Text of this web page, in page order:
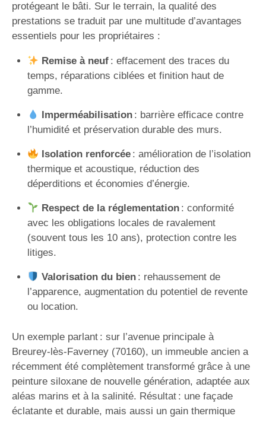
protégeant le bâti. Sur le terrain, la qualité des
prestations se traduit par une multitude d’avantages
essentiels pour les propriétaires :
Remise à neuf: effacement des traces du
temps, réparations ciblées et finition haut de
gamme.
Imperméabilisation: barrière efficace contre
l’humidité et préservation durable des murs.
Isolation renforcée: amélioration de l’isolation
thermique et acoustique, réduction des
déperditions et économies d’énergie.
Respect de la réglementation: conformité
avec les obligations locales de ravalement
(souvent tous les 10 ans), protection contre les
litiges.
Valorisation du bien: rehaussement de
l’apparence, augmentation du potentiel de revente
ou location.
Un exemple parlant : sur l’avenue principale à
Breurey-lès-Faverney (70160), un immeuble ancien a
récemment été complètement transformé grâce à une
peinture siloxane de nouvelle génération, adaptée aux
aléas marins et à la salinité. Résultat : une façade
éclatante et durable, mais aussi un gain thermique